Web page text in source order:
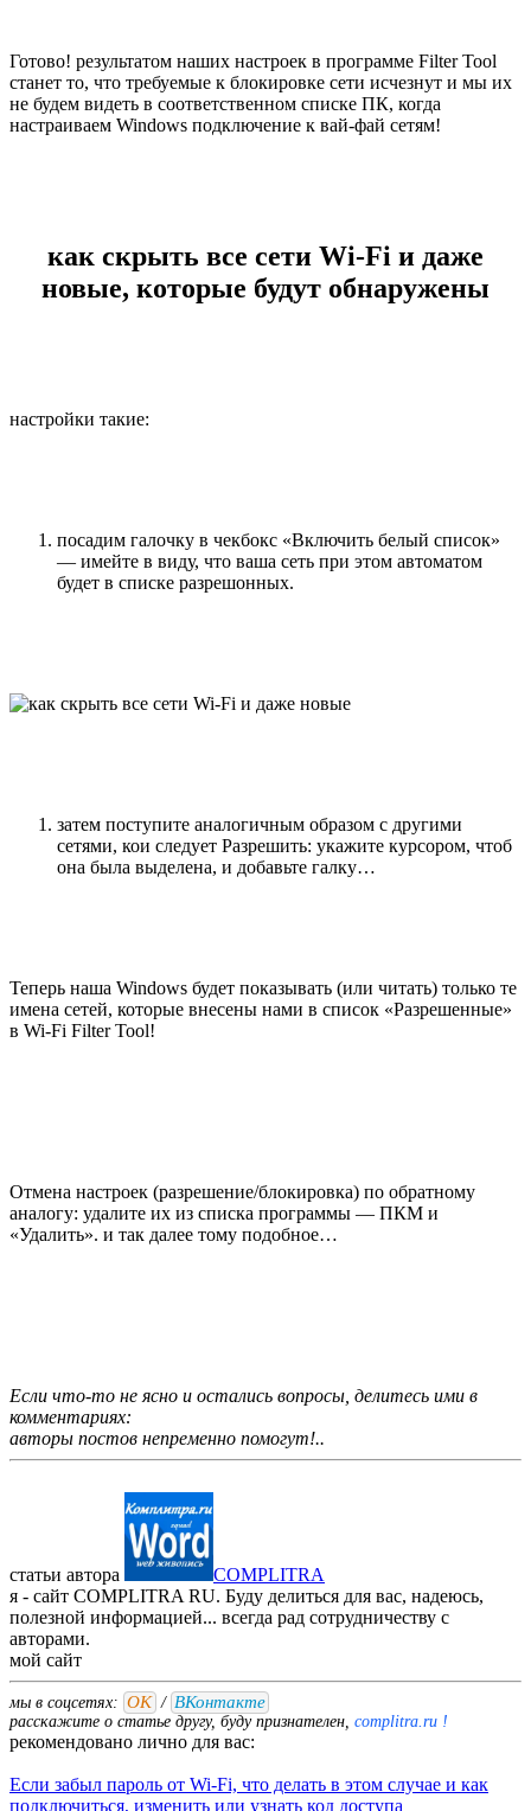
Готово! результатом наших настроек в программе Filter Tool
станет то, что требуемые к блокировке сети исчезнут и мы их
не будем видеть в соответственном списке ПК, когда
настраиваем Windows подключение к вай-фай сетям!
как скрыть все сети Wi-Fi и даже
новые, которые будут обнаружены
настройки такие:
посадим галочку в чекбокс «Включить белый список»
— имейте в виду, что ваша сеть при этом автоматом
будет в списке разрешонных.
затем поступите аналогичным образом с другими
сетями, кои следует Разрешить: укажите курсором, чтоб
она была выделена, и добавьте галку…
Теперь наша Windows будет показывать (или читать) только те
имена сетей, которые внесены нами в список «Разрешенные»
в Wi-Fi Filter Tool!
Отмена настроек (разрешение/блокировка) по обратному
аналогу: удалите их из списка программы — ПКМ и
«Удалить». и так далее тому подобное…
Если что-то не ясно и остались вопросы, делитесь ими в
комментариях:
авторы постов непременно помогут!..
статьи автора
COMPLITRA
я - сайт COMPLITRA RU. Буду делиться для вас, надеюсь,
полезной информацией... всегда рад сотрудничеству с
авторами.
мой сайт
мы в соцсетях: ОК / ВКонтакте
расскажите о статье другу, буду признателен, complitra.ru !
рекомендовано лично для вас:
Если забыл пароль от Wi-Fi, что делать в этом случае и как
подключиться, изменить или узнать код доступа